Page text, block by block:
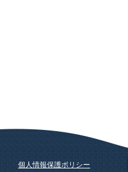
個人情報保護ポリシー